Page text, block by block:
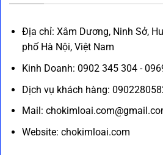
Địa chỉ: Xâm Dương, Ninh Sở,
phố Hà Nội, Việt Nam
Kinh Doanh: 0902 345 304 -
Dịch vụ khách hàng:
Mail:
Website: chokimloai.com